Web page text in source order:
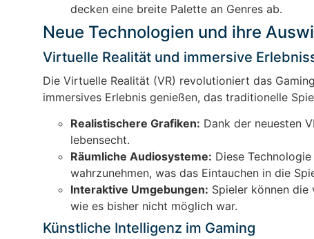
decken eine breite Palette an Genres ab.
Neue Technologien und ihre
Virtuelle Realität und immersive
Die Virtuelle Realität (VR) revolutioniert das
immersives Erlebnis genießen, das traditionelle
Realistischere Grafiken: Dank der neuesten
lebensecht.
Räumliche Audiosysteme: Diese
wahrzunehmen, was das Eintauchen in die
Interaktive Umgebungen: Spieler können die
wie es bisher nicht möglich war.
Künstliche Intelligenz im Gaming